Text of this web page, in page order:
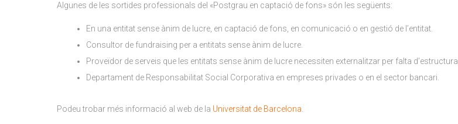
Algunes de les sortides professionals del «Postgrau en captació de fons» són les següents:
En una entitat sense ànim de lucre, en captació de fons, en comunicació o en gestió de l’entitat.
Consultor de fundraising per a entitats sense ànim de lucre.
Proveïdor de serveis que les entitats sense ànim de lucre necessiten externalitzar per falta d’estructura.
Departament de Responsabilitat Social Corporativa en empreses privades o en el sector bancari.
Podeu trobar més informació al web de la Universitat de Barcelona